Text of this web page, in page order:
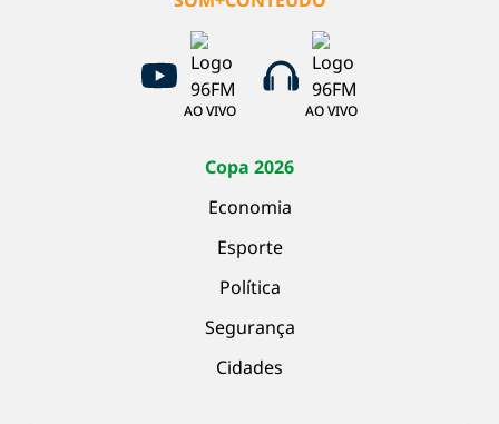
AO VIVO AO VIVO
Copa 2026
Economia
Esporte
Política
Segurança
Cidades